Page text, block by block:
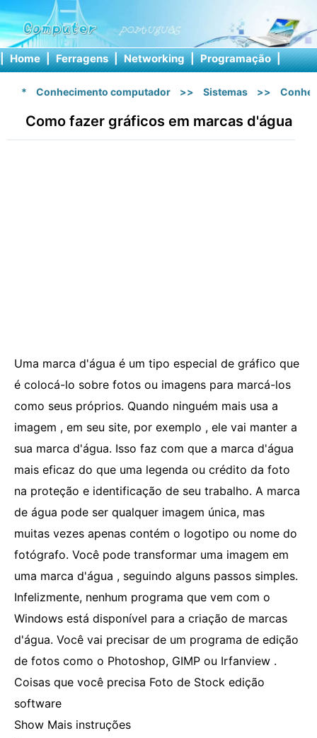
| Home | Ferragens | Networking | Programação |
* Conhecimento computador >> Sistemas >>
Como fazer gráficos em marcas d'água
Uma marca d'água é um tipo especial de gráfico que
é colocá-lo sobre fotos ou imagens para marcá-los
como seus próprios. Quando ninguém mais usa a
imagem , em seu site, por exemplo , ele vai manter a
sua marca d'água. Isso faz com que a marca d'água
mais eficaz do que uma legenda ou crédito da foto
na proteção e identificação de seu trabalho. A marca
de água pode ser qualquer imagem única, mas
muitas vezes apenas contém o logotipo ou nome do
fotógrafo. Você pode transformar uma imagem em
uma marca d'água , seguindo alguns passos simples.
Infelizmente, nenhum programa que vem com o
Windows está disponível para a criação de marcas
d'água. Você vai precisar de um programa de edição
de fotos como o Photoshop, GIMP ou Irfanview .
Coisas que você precisa Foto de Stock edição
software
Show Mais instruções